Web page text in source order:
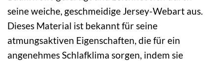
seine weiche, geschmeidige Jersey-Webart aus.
Dieses Material ist bekannt für seine
atmungsaktiven Eigenschaften, die für ein
angenehmes Schlafklima sorgen, indem sie